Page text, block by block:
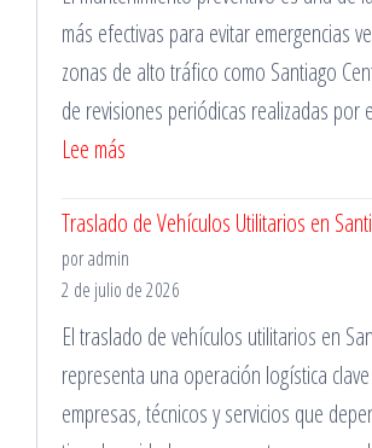
para
más efectivas para evitar emergencias
zonas de alto tráfico como Santiago
de revisiones periódicas realizadas por
Lee más
en
Santiago
Centro
para
Revisiones
Preventivas
Traslado de Vehículos Utilitarios en
por admin
2 de julio de 2026
El traslado de vehículos utilitarios en
representa una operación logística
empresas, técnicos y servicios que